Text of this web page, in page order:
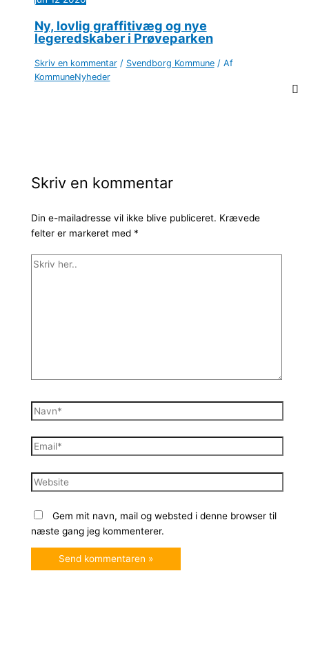
Ny, lovlig graffitivæg og nye
legeredskaber i Prøveparken
Skriv en kommentar / Svendborg Kommune/ Af
KommuneNyheder
Skriv en kommentar
Din e-mailadresse vil ikke blive publiceret. Krævede
felter er markeret med *
Skriv
Navn*
Email*
Website
Gem mit navn, mail og websted i denne browser til
næste gang jeg kommenterer.